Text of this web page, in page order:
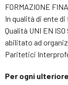
FORMAZIONE
In qualità di ente
Qualità UNI EN
abilitato ad
Paritetici
Per ogni